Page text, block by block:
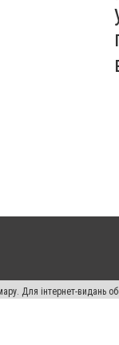
Для інтернет-видань